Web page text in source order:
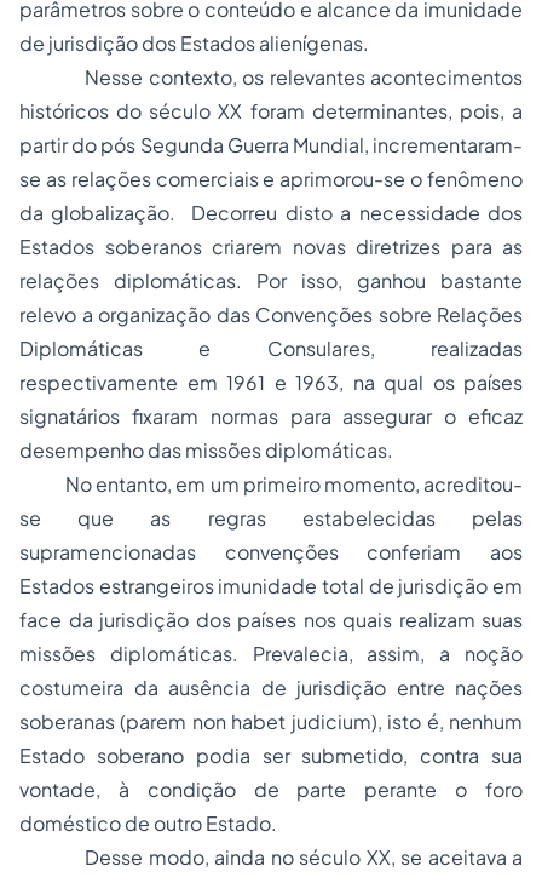
parâmetros sobre o conteúdo e alcance da imunidade
de jurisdição dos Estados alienígenas.
Nesse contexto, os relevantes acontecimentos
históricos do século XX foram determinantes, pois, a
partir do pós Segunda Guerra Mundial, incrementaram-
se as relações comerciais e aprimorou-se o fenômeno
da globalização. Decorreu disto a necessidade dos
Estados soberanos criarem novas diretrizes para as
relações diplomáticas. Por isso, ganhou bastante
relevo a organização das Convenções sobre Relações
Diplomáticas e Consulares, realizadas
respectivamente em 1961 e 1963, na qual os países
signatários fixaram normas para assegurar o eficaz
desempenho das missões diplomáticas.
No entanto, em um primeiro momento, acreditou-
se que as regras estabelecidas pelas
supramencionadas convenções conferiam aos
Estados estrangeiros imunidade total de jurisdição em
face da jurisdição dos países nos quais realizam suas
missões diplomáticas. Prevalecia, assim, a noção
costumeira da ausência de jurisdição entre nações
soberanas (parem non habet judicium), isto é, nenhum
Estado soberano podia ser submetido, contra sua
vontade, à condição de parte perante o foro
doméstico de outro Estado.
Desse modo, ainda no século XX, se aceitava a